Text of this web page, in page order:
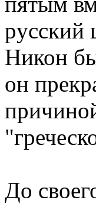
pусский
Hикон
он
До